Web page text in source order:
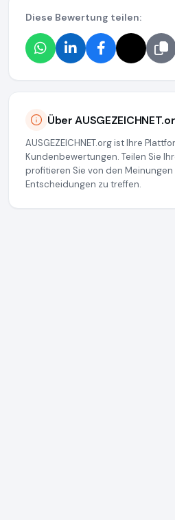
Diese Bewertung teilen:
Über
AUSGEZEICHNET.org ist Ihre
Kundenbewertungen. Teilen Sie
profitieren Sie von den
Entscheidungen zu treffen.